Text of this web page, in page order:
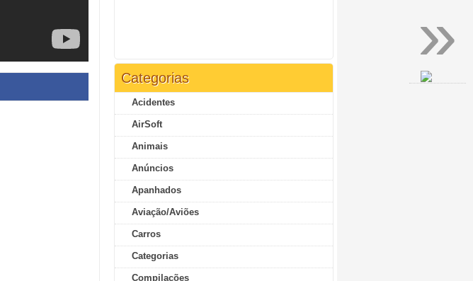
Categorias
Acidentes
AirSoft
Animais
Anúncios
Apanhados
Aviação/Aviões
Carros
Categorias
Compilações
»